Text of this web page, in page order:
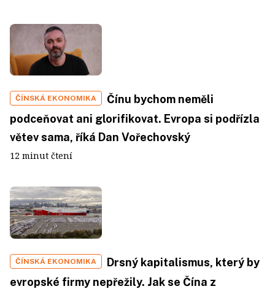
ČÍNSKÁ EKONOMIKA
Čínu bychom neměli
podceňovat ani glorifikovat. Evropa si podřízla
větev sama, říká Dan Vořechovský
12 minut čtení
ČÍNSKÁ EKONOMIKA
Drsný kapitalismus, který by
evropské firmy nepřežily. Jak se Čína z